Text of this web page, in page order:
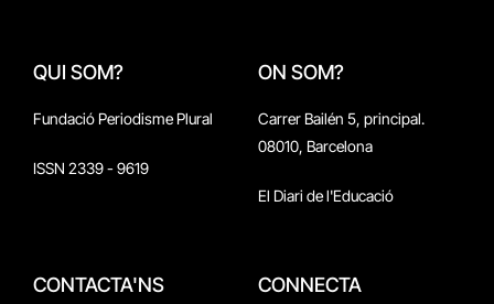
QUI SOM?
Fundació Periodisme Plural
ISSN 2339 - 9619
ON SOM?
Carrer Bailén 5, principal.
08010, Barcelona
El Diari de l'Educació
CONTACTA'NS CONNECTA